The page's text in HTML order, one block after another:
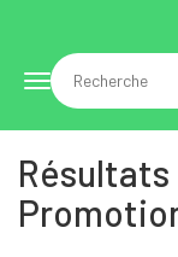
Toggle
navigation
Résultats